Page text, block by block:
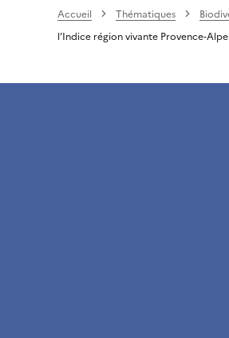
Accueil Thématiques
l’Indice région vivante Provence-